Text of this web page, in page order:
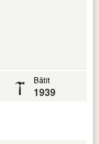
Bâtit
1939